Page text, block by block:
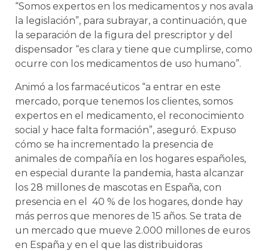
“Somos expertos en los medicamentos y nos avala
la legislación”, para subrayar, a continuación, que
la separación de la figura del prescriptor y del
dispensador “es clara y tiene que cumplirse, como
ocurre con los medicamentos de uso humano”.
Animó a los farmacéuticos “a entrar en este
mercado, porque tenemos los clientes, somos
expertos en el medicamento, el reconocimiento
social y hace falta formación”, aseguró. Expuso
cómo se ha incrementado la presencia de
animales de compañía en los hogares españoles,
en especial durante la pandemia, hasta alcanzar
los 28 millones de mascotas en España, con
presencia en el 40 % de los hogares, donde hay
más perros que menores de 15 años. Se trata de
un mercado que mueve 2.000 millones de euros
en España y en el que las distribuidoras